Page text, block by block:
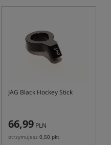
JAG Black Hockey Stick
66,99 PLN
otrzymujesz 0,50 pkt